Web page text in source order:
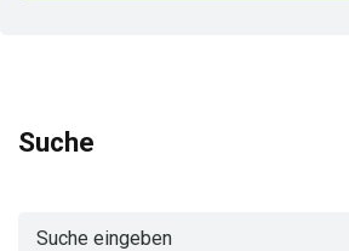
Suche
Suchen